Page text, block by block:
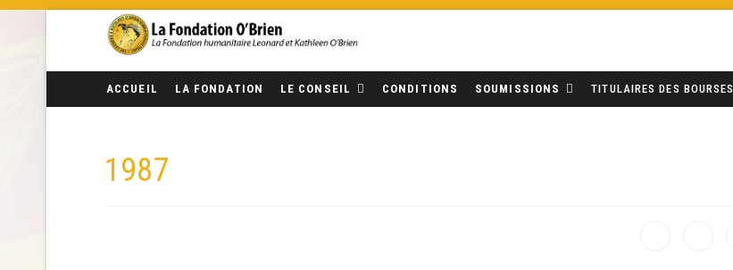
ACCUEIL LA FONDATION LE CONSEIL CONDITIONS SOUMISSIONS TITULAIRES DES BOURSES
1987